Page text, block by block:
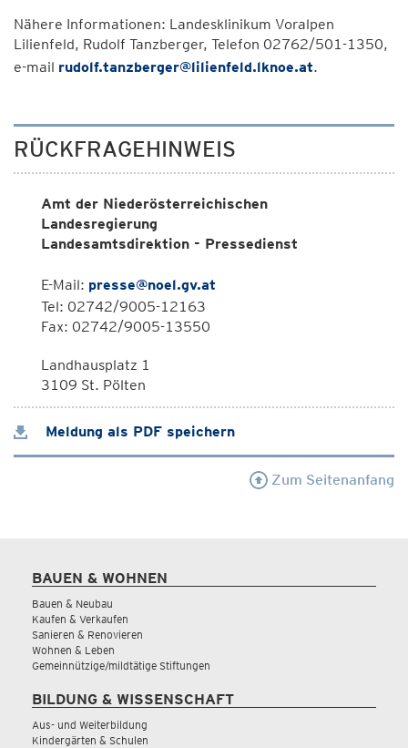
Nähere Informationen: Landesklinikum Voralpen
Lilienfeld, Rudolf Tanzberger, Telefon 02762/501-1350,
e-mail rudolf.tanzberger@lilienfeld.lknoe.at.
RÜCKFRAGEHINWEIS
Amt der Niederösterreichischen
Landesregierung
Landesamtsdirektion - Pressedienst
E-Mail: presse@noel.gv.at
Tel: 02742/9005-12163
Fax: 02742/9005-13550
Landhausplatz 1
3109 St. Pölten
Meldung als PDF speichern
Zum Seitenanfang
BAUEN & WOHNEN
Bauen & Neubau
Kaufen & Verkaufen
Sanieren & Renovieren
Wohnen & Leben
Gemeinnützige/mildtätige Stiftungen
BILDUNG & WISSENSCHAFT
Aus- und Weiterbildung
Kindergärten & Schulen